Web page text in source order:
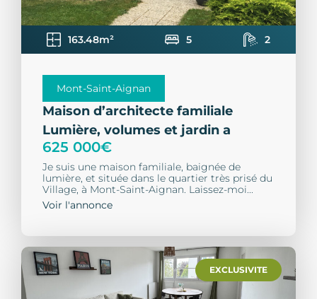
163.48m² 5 2
Mont-Saint-Aignan
Maison d’architecte familiale
Lumière, volumes et jardin a
625 000€
Je suis une maison familiale, baignée de
lumière, et située dans le quartier très prisé du
Village, à Mont-Saint-Aignan. Laissez-moi...
Voir l'annonce
EXCLUSIVITE